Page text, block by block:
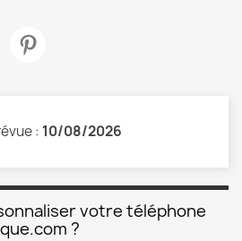
: 10/08/2026
votre téléphone
?